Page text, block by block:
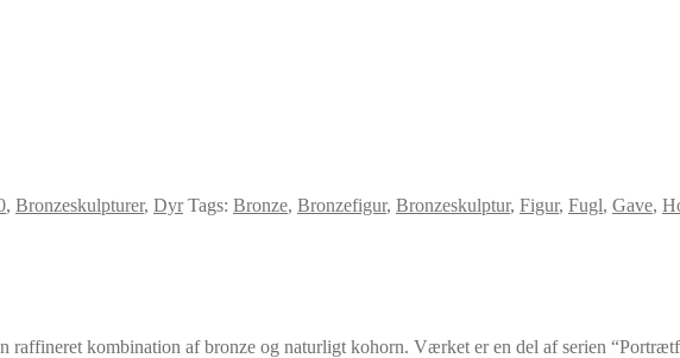
, Bronzeskulpturer, Dyr Tags: Bronze, Bronzefigur, Bronzeskulptur, Figur, Fugl, Gave,
raffineret kombination af bronze og naturligt kohorn. Værket er en del af serien